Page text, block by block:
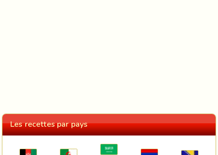
Les recettes par pays